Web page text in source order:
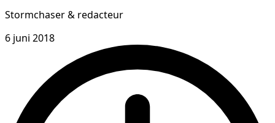
Stormchaser & redacteur
6 juni 2018